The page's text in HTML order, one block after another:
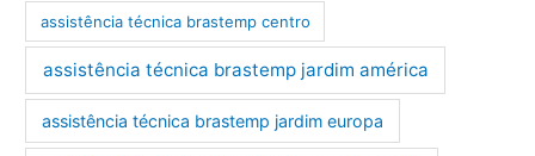
assistência técnica brastemp centro
assistência técnica brastemp jardim américa
assistência técnica brastemp jardim europa